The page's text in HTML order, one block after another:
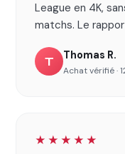
League en 4K,
matchs. Le
T Thomas R.
Achat vérifié ·
★★★★★